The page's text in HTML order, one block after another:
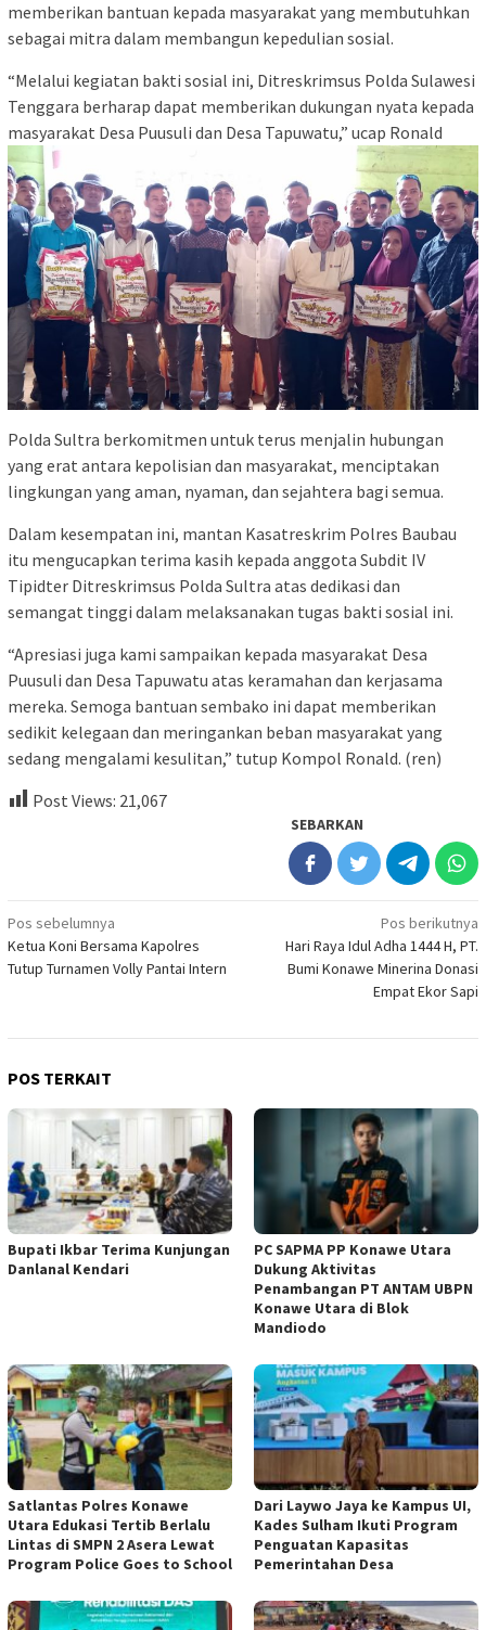
memberikan bantuan kepada masyarakat yang membutuhkan
sebagai mitra dalam membangun kepedulian sosial.
“Melalui kegiatan bakti sosial ini, Ditreskrimsus Polda Sulawesi
Tenggara berharap dapat memberikan dukungan nyata kepada
masyarakat Desa Puusuli dan Desa Tapuwatu,” ucap Ronald
Polda Sultra berkomitmen untuk terus menjalin hubungan
yang erat antara kepolisian dan masyarakat, menciptakan
lingkungan yang aman, nyaman, dan sejahtera bagi semua.
Dalam kesempatan ini, mantan Kasatreskrim Polres Baubau
itu mengucapkan terima kasih kepada anggota Subdit IV
Tipidter Ditreskrimsus Polda Sultra atas dedikasi dan
semangat tinggi dalam melaksanakan tugas bakti sosial ini.
“Apresiasi juga kami sampaikan kepada masyarakat Desa
Puusuli dan Desa Tapuwatu atas keramahan dan kerjasama
mereka. Semoga bantuan sembako ini dapat memberikan
sedikit kelegaan dan meringankan beban masyarakat yang
sedang mengalami kesulitan,” tutup Kompol Ronald. (ren)
Post Views: 21,067
SEBARKAN
Navigasi
pos
Pos sebelumnya
Ketua Koni Bersama Kapolres
Tutup Turnamen Volly Pantai Intern
Pos berikutnya
Hari Raya Idul Adha 1444 H, PT.
Bumi Konawe Minerina Donasi
Empat Ekor Sapi
POS TERKAIT
Bupati Ikbar Terima Kunjungan
Danlanal Kendari
PC SAPMA PP Konawe Utara
Dukung Aktivitas
Penambangan PT ANTAM UBPN
Konawe Utara di Blok
Mandiodo
Satlantas Polres Konawe
Utara Edukasi Tertib Berlalu
Lintas di SMPN 2 Asera Lewat
Program Police Goes to School
Dari Laywo Jaya ke Kampus UI,
Kades Sulham Ikuti Program
Penguatan Kapasitas
Pemerintahan Desa